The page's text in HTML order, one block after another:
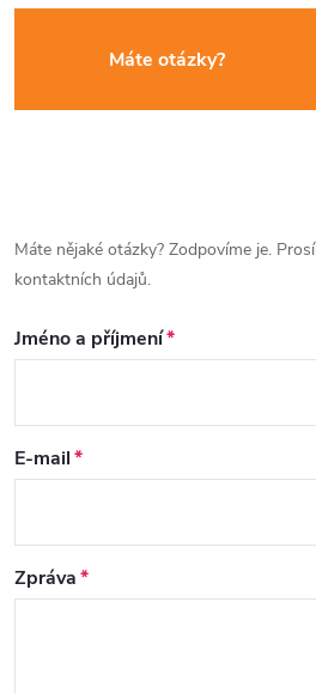
Máte otázky?
Máte nějaké otázky? Zodpovíme je.
kontaktních údajů.
Jméno a příjmení
E-mail
Zpráva